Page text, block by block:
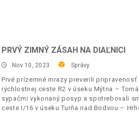
PRVÝ ZIMNÝ ZÁSAH NA DIAĽNICI
Nov 10, 2023 Správy
Prvé prízemné mrazy preverili
rýchlostnej ceste R2 v úseku Mýtna –
sypačmi vykonaný posyp a spotrebovali
ceste I/16 v úseku Turňa nad Bodvou –